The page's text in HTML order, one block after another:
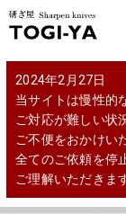
2024年2月27日
当サイトは慢性的
ご対応が難しい状
ご不便をおかけい
全てのご依頼を停
ご理解いただきま